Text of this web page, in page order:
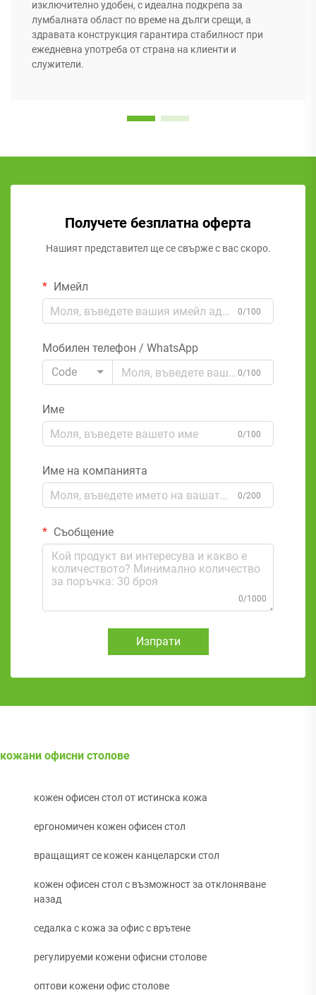
изключително удобен, с идеална подкрепа за
лумбалната област по време на дълги срещи, а
здравата конструкция гарантира стабилност при
ежедневна употреба от страна на клиенти и
служители.
Получете безплатна оферта
Нашият представител ще се свърже с вас скоро.
Имейл
0/100
Мобилен телефон / WhatsApp
Code
0/100
Име
0/100
Име на компанията
0/200
Съобщение
0/1000
Изпрати
кожани офисни столове
кожен офисен стол от истинска кожа
ергономичен кожен офисен стол
вращащият се кожен канцеларски стол
кожен офисен стол с възможност за отклоняване
назад
седалка с кожа за офис с врътене
регулируеми кожени офисни столове
оптови кожени офис столове